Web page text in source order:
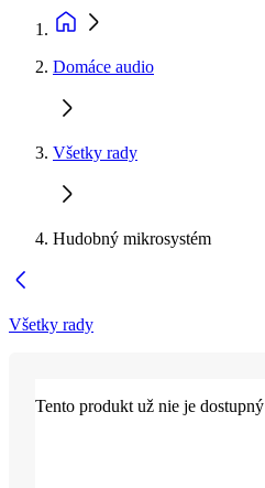
Domáce audio
Všetky rady
Hudobný mikrosystém
Všetky rady
Tento produkt už nie je dostupný